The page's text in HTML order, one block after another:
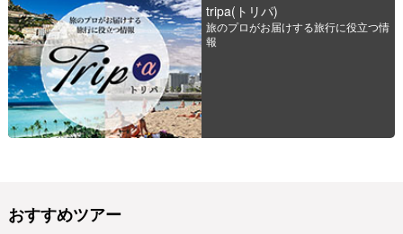
tripa(トリパ)
旅のプロがお届けする旅行に役立つ情
報
おすすめツアー